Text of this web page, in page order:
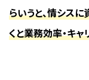
らいうと、情シス
くと業務効率・キ